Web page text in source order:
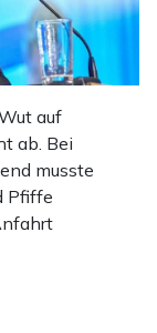
auf
ab. Bei
musste
Pfiffe